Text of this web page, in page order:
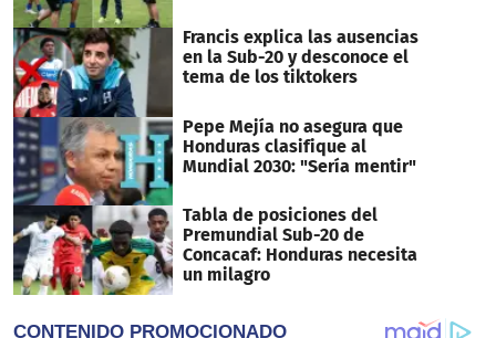
Francis explica las ausencias
en la Sub-20 y desconoce el
tema de los tiktokers
Pepe Mejía no asegura que
Honduras clasifique al
Mundial 2030: "Sería mentir"
Tabla de posiciones del
Premundial Sub-20 de
Concacaf: Honduras necesita
un milagro